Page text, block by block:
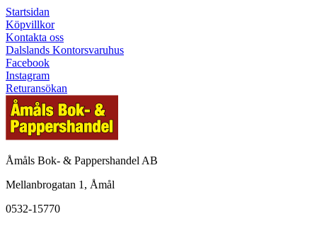
Startsidan
Köpvillkor
Kontakta oss
Dalslands Kontorsvaruhus
Facebook
Instagram
Returansökan
Åmåls Bok- & Pappershandel AB
Mellanbrogatan 1, Åmål
0532-15770